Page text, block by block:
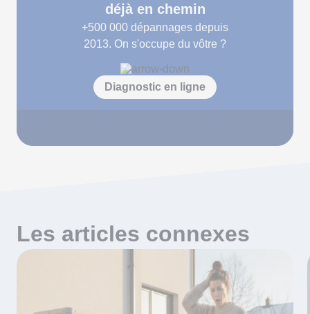
déjà en chemin
+500 000 dépannages depuis
2013. On s'occupe du vôtre ?
Diagnostic en ligne
Les articles connexes